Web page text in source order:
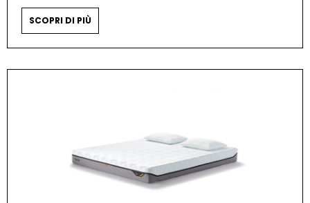
SCOPRI DI PIÙ